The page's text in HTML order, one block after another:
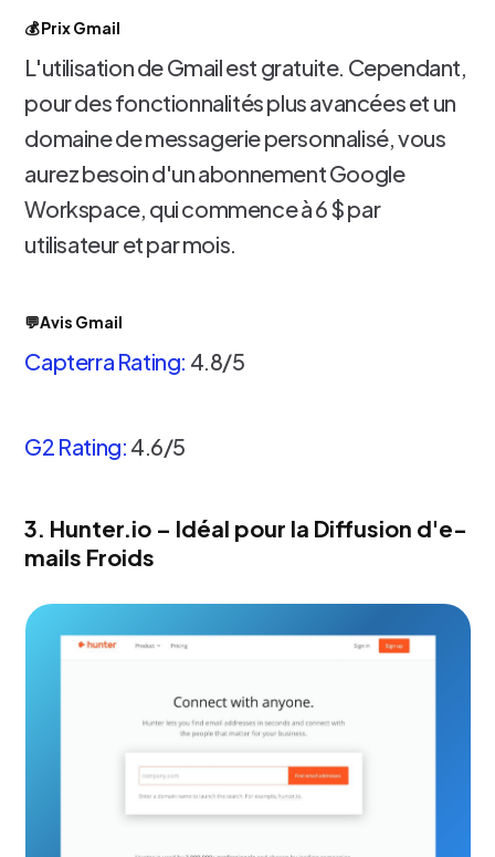
💰 Prix Gmail
L'utilisation de Gmail est gratuite. Cependant,
pour des fonctionnalités plus avancées et un
domaine de messagerie personnalisé, vous
aurez besoin d'un abonnement Google
Workspace, qui commence à 6 $ par
utilisateur et par mois.
💬Avis Gmail
Capterra Rating: 4.8/5
G2 Rating: 4.6/5
3. Hunter.io – Idéal pour la Diffusion d'e-
mails Froids